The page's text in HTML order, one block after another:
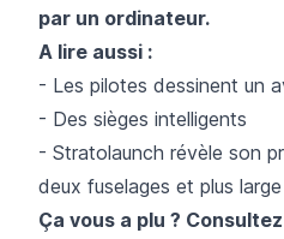
par un ordinateur.
A lire aussi :
- Les pilotes dessinent un
- Des sièges intelligents
- Stratolaunch révèle son
deux fuselages et plus
Ça vous a plu ?